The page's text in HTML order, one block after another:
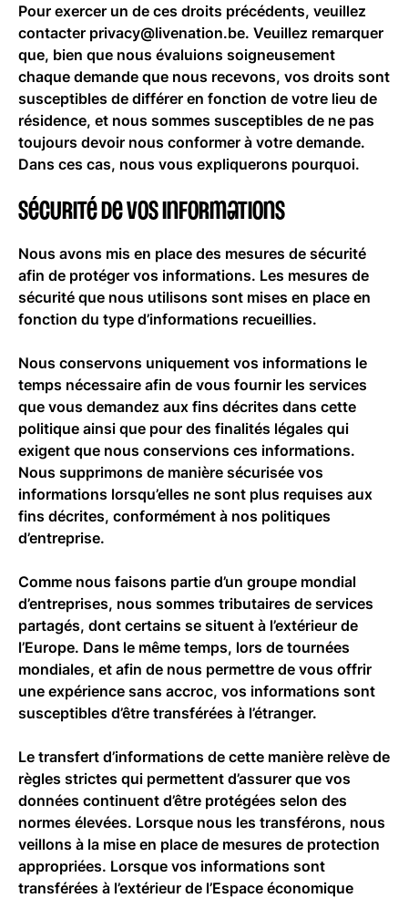
Pour exercer un de ces droits précédents, veuillez
contacter privacy@livenation.be. Veuillez remarquer
que, bien que nous évaluions soigneusement
chaque demande que nous recevons, vos droits sont
susceptibles de différer en fonction de votre lieu de
résidence, et nous sommes susceptibles de ne pas
toujours devoir nous conformer à votre demande.
Dans ces cas, nous vous expliquerons pourquoi.
Sécurité de vos informations
Nous avons mis en place des mesures de sécurité
afin de protéger vos informations. Les mesures de
sécurité que nous utilisons sont mises en place en
fonction du type d’informations recueillies.
Nous conservons uniquement vos informations le
temps nécessaire afin de vous fournir les services
que vous demandez aux fins décrites dans cette
politique ainsi que pour des finalités légales qui
exigent que nous conservions ces informations.
Nous supprimons de manière sécurisée vos
informations lorsqu’elles ne sont plus requises aux
fins décrites, conformément à nos politiques
d’entreprise.
Comme nous faisons partie d’un groupe mondial
d’entreprises, nous sommes tributaires de services
partagés, dont certains se situent à l’extérieur de
l’Europe. Dans le même temps, lors de tournées
mondiales, et afin de nous permettre de vous offrir
une expérience sans accroc, vos informations sont
susceptibles d’être transférées à l’étranger.
Le transfert d’informations de cette manière relève de
règles strictes qui permettent d’assurer que vos
données continuent d’être protégées selon des
normes élevées. Lorsque nous les transférons, nous
veillons à la mise en place de mesures de protection
appropriées. Lorsque vos informations sont
transférées à l’extérieur de l’Espace économique